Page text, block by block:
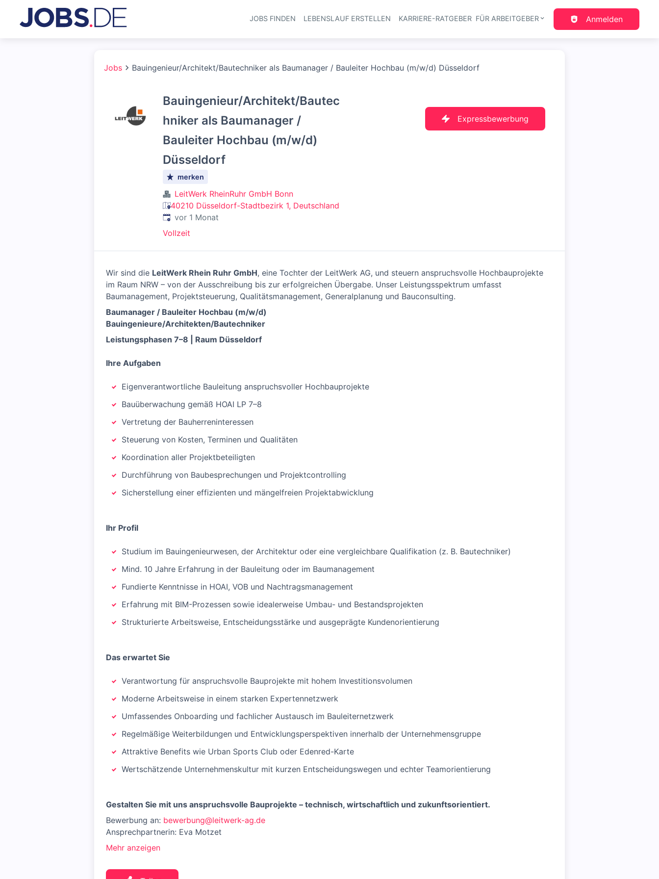
Haupt-Navigation
JOBS FINDEN LEBENSLAUF ERSTELLEN KARRIERE-RATGEBER FÜR ARBEITGEBER Anmelden
Jobs Bauingenieur/Architekt/Bautechniker als Baumanager / Bauleiter Hochbau (m/w/d) Düsseldorf
Bauingenieur/Architekt/Bautec
hniker als Baumanager /
Bauleiter Hochbau (m/w/d)
Düsseldorf
merken
LeitWerk RheinRuhr GmbH Bonn
40210 Düsseldorf-Stadtbezirk 1, Deutschland
Veröffentlicht:
vor 1 Monat
Vollzeit
Expressbewerbung
Wir sind die LeitWerk Rhein Ruhr GmbH, eine Tochter der LeitWerk AG, und steuern anspruchsvolle Hochbauprojekte
im Raum NRW – von der Ausschreibung bis zur erfolgreichen Übergabe. Unser Leistungsspektrum umfasst
Baumanagement, Projektsteuerung, Qualitätsmanagement, Generalplanung und Bauconsulting.
Baumanager / Bauleiter Hochbau (m/w/d)
Bauingenieure/Architekten/Bautechniker
Leistungsphasen 7–8 | Raum Düsseldorf
Ihre Aufgaben
Eigenverantwortliche Bauleitung anspruchsvoller Hochbauprojekte
Bauüberwachung gemäß HOAI LP 7–8
Vertretung der Bauherreninteressen
Steuerung von Kosten, Terminen und Qualitäten
Koordination aller Projektbeteiligten
Durchführung von Baubesprechungen und Projektcontrolling
Sicherstellung einer effizienten und mängelfreien Projektabwicklung
Ihr Profil
Studium im Bauingenieurwesen, der Architektur oder eine vergleichbare Qualifikation (z. B. Bautechniker)
Mind. 10 Jahre Erfahrung in der Bauleitung oder im Baumanagement
Fundierte Kenntnisse in HOAI, VOB und Nachtragsmanagement
Erfahrung mit BIM-Prozessen sowie idealerweise Umbau- und Bestandsprojekten
Strukturierte Arbeitsweise, Entscheidungsstärke und ausgeprägte Kundenorientierung
Das erwartet Sie
Verantwortung für anspruchsvolle Bauprojekte mit hohem Investitionsvolumen
Moderne Arbeitsweise in einem starken Expertennetzwerk
Umfassendes Onboarding und fachlicher Austausch im Bauleiternetzwerk
Regelmäßige Weiterbildungen und Entwicklungsperspektiven innerhalb der Unternehmensgruppe
Attraktive Benefits wie Urban Sports Club oder Edenred-Karte
Wertschätzende Unternehmenskultur mit kurzen Entscheidungswegen und echter Teamorientierung
Gestalten Sie mit uns anspruchsvolle Bauprojekte – technisch, wirtschaftlich und zukunftsorientiert.
Bewerbung an: bewerbung@leitwerk-ag.de
Ansprechpartnerin: Eva Motzet
Mehr anzeigen